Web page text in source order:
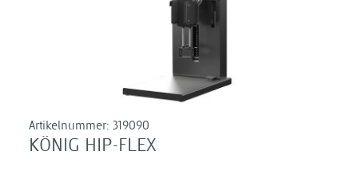
Artikelnummer: 319090
KÖNIG HIP-FLEX